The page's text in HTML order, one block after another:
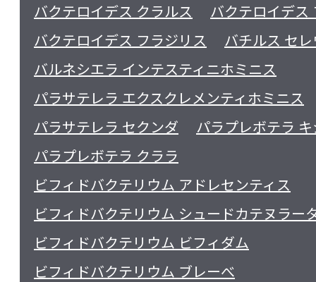
バクテロイデス クラルス
バクテロイデス
バクテロイデス フラジリス
バチルス セレ
バルネシエラ インテスティニホミニス
パラサテレラ エクスクレメンティホミニス
パラサテレラ セクンダ
パラプレボテラ
パラプレボテラ クララ
ビフィドバクテリウム アドレセンティス
ビフィドバクテリウム シュードカテヌラー
ビフィドバクテリウム ビフィダム
ビフィドバクテリウム ブレーべ